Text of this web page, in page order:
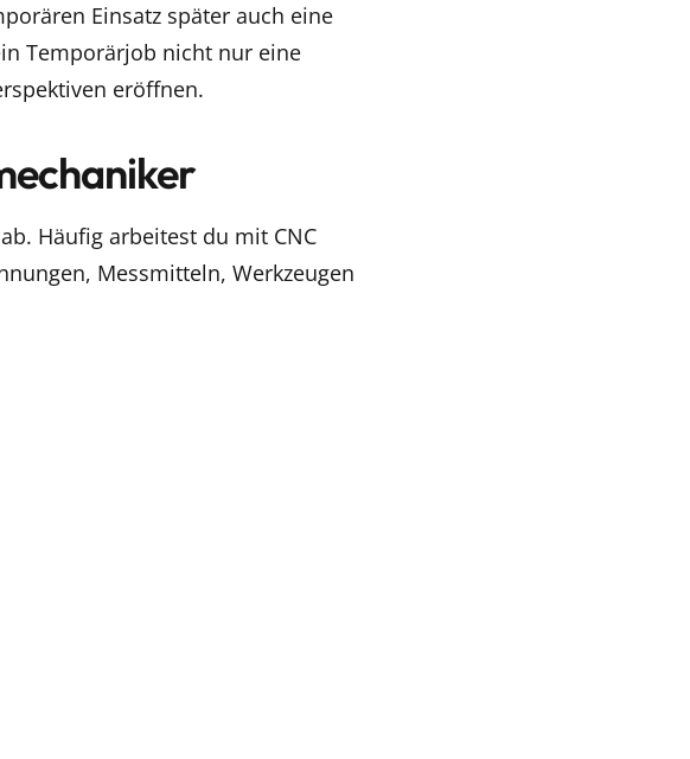
Einsatz später auch eine
Temporärjob nicht nur eine
eröffnen.
Häufig arbeitest du mit CNC
Messmitteln, Werkzeugen